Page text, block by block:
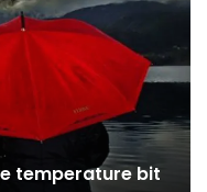
temperature bit